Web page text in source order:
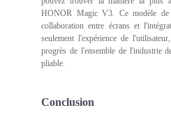
HONOR Magic V3. Ce modèle de
collaboration entre écrans et
seulement l'expérience de
progrès de l'ensemble de l'industrie
pliable.
Conclusion